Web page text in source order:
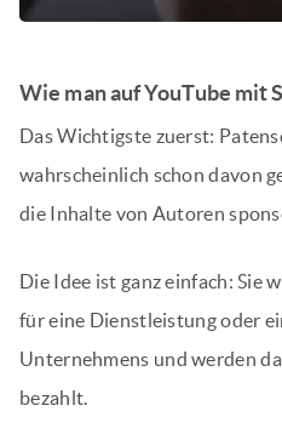
Wie man auf YouTube mit
Das Wichtigste zuerst:
wahrscheinlich schon davon
die Inhalte von Autoren
Die Idee ist ganz einfach: Sie
für eine Dienstleistung oder
Unternehmens und werden
bezahlt.